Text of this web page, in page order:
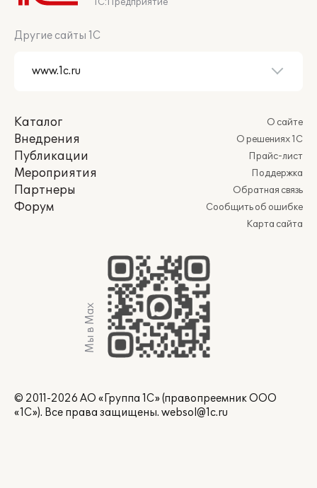
Другие сайты 1С
Каталог
Внедрения
Публикации
Мероприятия
Партнеры
Форум
О сайте
О решениях 1С
Прайс-лист
Поддержка
Обратная связь
Сообщить об ошибке
Карта сайта
Мы в Max
© 2011-2026 АО «Группа 1С» (правопреемник ООО
«1С»). Все права защищены. websol@1c.ru